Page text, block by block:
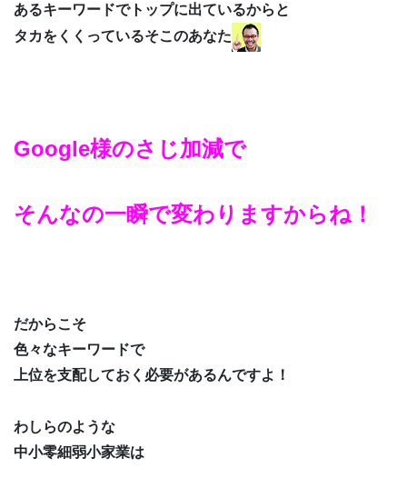
あるキーワードでトップに出ているからと
タカをくくっているそこのあなた
Google様のさじ加減で
そんなの一瞬で変わりますからね！
だからこそ
色々なキーワードで
上位を支配しておく必要があるんですよ！
わしらのような
中小零細弱小家業は